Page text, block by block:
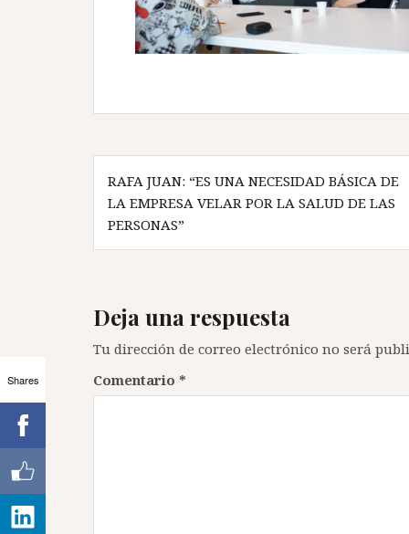
Navegación
de
entradas
RAFA JUAN: “ES UNA NECESIDAD BÁSICA DE
LA EMPRESA VELAR POR LA SALUD DE LAS
PERSONAS”
Deja una respuesta
Tu dirección de correo electrónico no será
Comentario *
Shares